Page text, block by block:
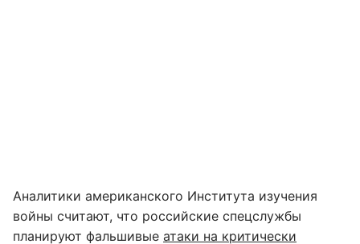
Аналитики американского Института изучения
войны считают, что российские спецслужбы
планируют фальшивые атаки на критически